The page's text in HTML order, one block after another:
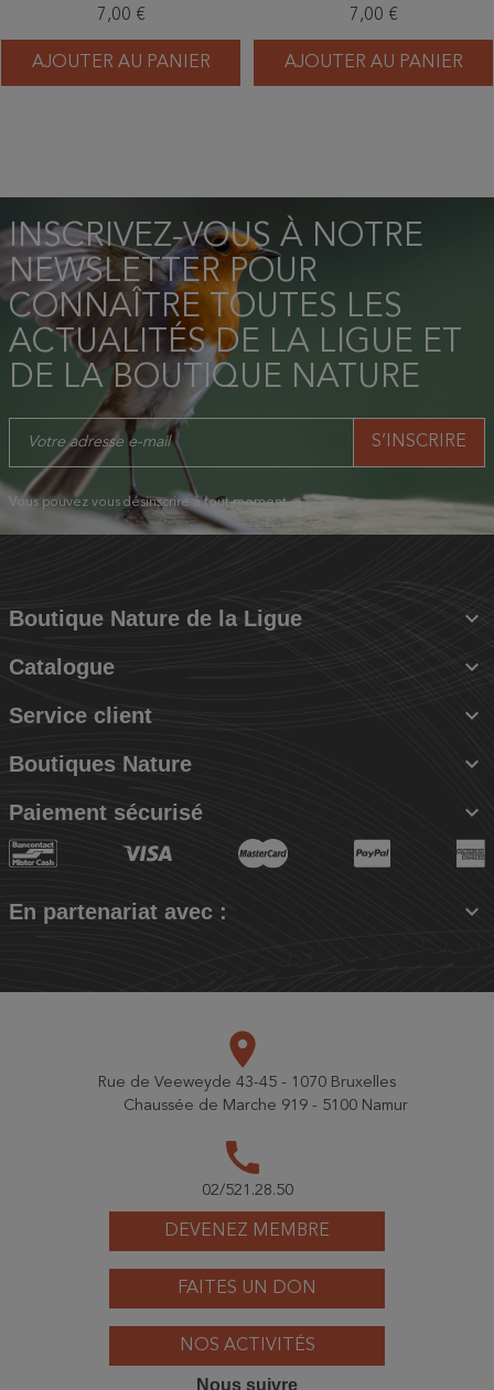
7,00 €
AJOUTER AU PANIER
7,00 €
AJOUTER AU PANIER
INSCRIVEZ-VOUS À NOTRE
NEWSLETTER POUR
CONNAÎTRE TOUTES LES
ACTUALITÉS DE LA LIGUE ET
DE LA BOUTIQUE NATURE
Vous pouvez vous désinscrire à tout moment.
Boutique Nature de la Ligue 
Catalogue 
Service client 
Boutiques Nature 
Paiement sécurisé 
En partenariat avec : 
DEVENEZ MEMBRE
FAITES UN DON
NOS ACTIVITÉS
place
Rue de Veeweyde 43-45 - 1070 Bruxelles
Chaussée de Marche 919 - 5100 Namur
call
02/521.28.50
Nous suivre